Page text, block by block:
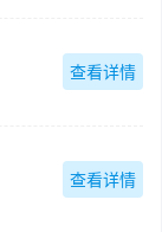
查看详情
查看详情